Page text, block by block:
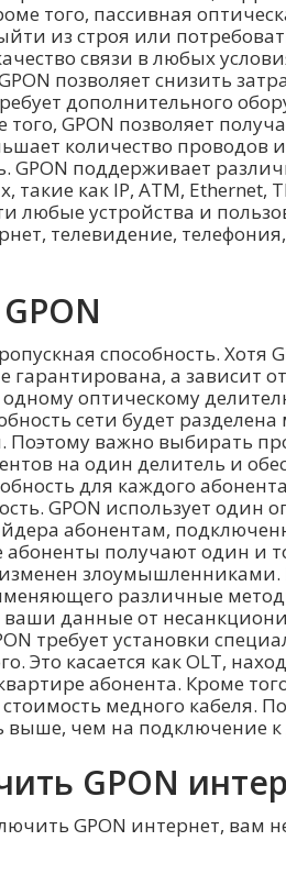
того, пассивная
из строя или
связи в любых
позволяет снизить
дополнительного
GPON позволяет
количество проводов
GPON поддерживает
такие как IP, ATM, Ethernet,
любые устройства и
телевидение,
способность. Хотя
гарантирована, а зависит
оптическому
сети будет
Поэтому важно выбирать
на один делитель и
для каждого
GPON использует один
абонентам,
абоненты получают один и
различные
данные от
требует установки
Это касается как OLT,
абонента. Кроме
медного кабеля.
выше, чем на подключение
GPON
GPON интернет,